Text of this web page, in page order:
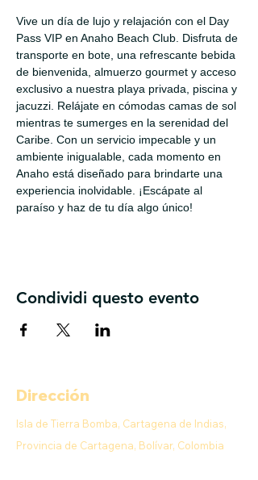
Vive un día de lujo y relajación con el Day
Pass VIP en Anaho Beach Club. Disfruta de
transporte en bote, una refrescante bebida
de bienvenida, almuerzo gourmet y acceso
exclusivo a nuestra playa privada, piscina y
jacuzzi. Relájate en cómodas camas de sol
mientras te sumerges en la serenidad del
Caribe. Con un servicio impecable y un
ambiente inigualable, cada momento en
Anaho está diseñado para brindarte una
experiencia inolvidable. ¡Escápate al
paraíso y haz de tu día algo único!
Condividi questo evento
Dirección
Isla de Tierra Bomba, Cartagena de Indias,
Provincia de Cartagena, Bolívar, Colombia